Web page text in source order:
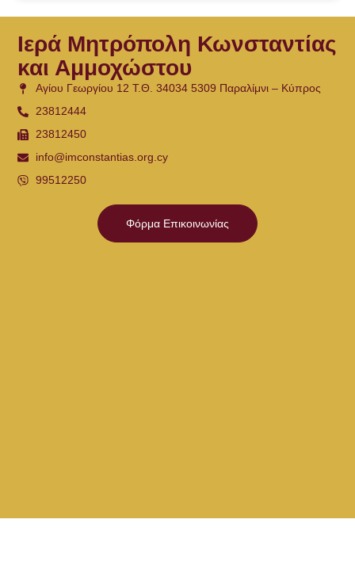
Ιερά Μητρόπολη Κωνσταντίας
και Αμμοχώστου
Αγίου Γεωργίου 12 Τ.Θ. 34034 5309 Παραλίμνι – Κύπρος
23812444
23812450
info@imconstantias.org.cy
99512250
Φόρμα Επικοινωνίας